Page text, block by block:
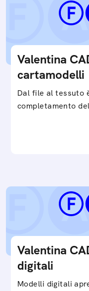
Valentina
cartamodelli
Dal file al tessuto
completamento
Valentina
digitali
Modelli digitali